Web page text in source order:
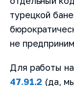
турецкой
не
Для работы
47.91.2 (да,